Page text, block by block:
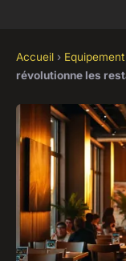
Accueil › Equipement
révolutionne les